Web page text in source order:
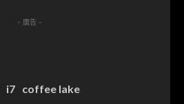
- 廣告 -
i7 coffee lake